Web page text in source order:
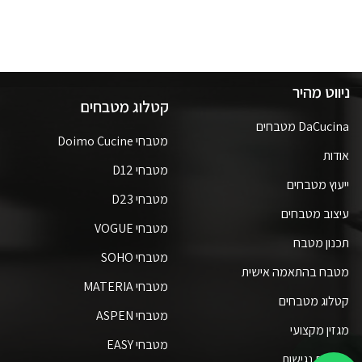
ניווט מהיר
DaCucina מטבחים
אודות
ייעוץ מטבחים
עיצוב מטבחים
תכנון מטבח
מטבח בהתאמה אישית
קטלוג מטבחים
מגזין מקצועי
קטלוג מטבחים
מטבחי Doimo Cucine
מטבחי D12
מטבחי D23
מטבחי VOGUE
מטבחי SOHO
מטבחי MATERIA
מטבחי ASPEN
מטבחי EASY